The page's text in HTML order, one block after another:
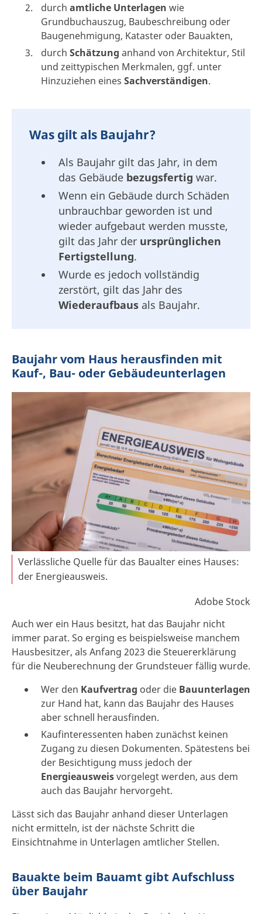
durch amtliche Unterlagen wie
Grundbuchauszug, Baubeschreibung oder
Baugenehmigung, Kataster oder Bauakten,
durch Schätzung anhand von Architektur, Stil
und zeittypischen Merkmalen, ggf. unter
Hinzuziehen eines Sachverständigen.
Was gilt als Baujahr?
Als Baujahr gilt das Jahr, in dem
das Gebäude bezugsfertig war.
Wenn ein Gebäude durch Schäden
unbrauchbar geworden ist und
wieder aufgebaut werden musste,
gilt das Jahr der ursprünglichen
Fertigstellung.
Wurde es jedoch vollständig
zerstört, gilt das Jahr des
Wiederaufbaus als Baujahr.
Baujahr vom Haus herausfinden mit
Kauf-, Bau- oder Gebäudeunterlagen
Verlässliche Quelle für das Baualter eines Hauses:
der Energieausweis.
Adobe Stock
Auch wer ein Haus besitzt, hat das Baujahr nicht
immer parat. So erging es beispielsweise manchem
Hausbesitzer, als Anfang 2023 die Steuererklärung
für die Neuberechnung der Grundsteuer fällig wurde.
Wer den Kaufvertrag oder die Bauunterlagen
zur Hand hat, kann das Baujahr des Hauses
aber schnell herausfinden.
Kaufinteressenten haben zunächst keinen
Zugang zu diesen Dokumenten. Spätestens bei
der Besichtigung muss jedoch der
Energieausweisvorgelegt werden, aus dem
auch das Baujahr hervorgeht.
Lässt sich das Baujahr anhand dieser Unterlagen
nicht ermitteln, ist der nächste Schritt die
Einsichtnahme in Unterlagen amtlicher Stellen.
Bauakte beim Bauamt gibt Aufschluss
über Baujahr